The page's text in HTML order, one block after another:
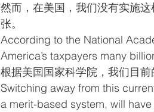
然而，在美国，我们没有实施
张。
According to the National
America’s taxpayers many
根据美国国家科学院，我们目前
Switching away from this
a merit-based system, will